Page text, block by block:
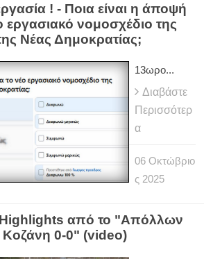
! - Ποια είναι η άποψή
εργασιακό νομοσχέδιο της
Νέας Δημοκρατίας;
13ωρο...
Διαβάστε
Περισσότερ
α
06 Οκτώβριο
ς 2025
Highlights από το "Απόλλων
Κοζάνη 0-0" (video)